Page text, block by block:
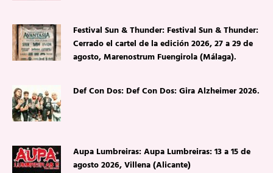
Festival Sun & Thunder: Festival Sun & Thunder:
Cerrado el cartel de la edición 2026, 27 a 29 de
agosto, Marenostrum Fuengirola (Málaga).
Def Con Dos: Def Con Dos: Gira Alzheimer 2026.
Aupa Lumbreiras: Aupa Lumbreiras: 13 a 15 de
agosto 2026, Villena (Alicante)